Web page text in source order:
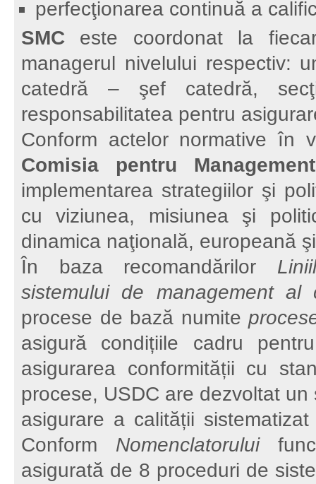
perfecţionarea continuă a
SMC este coordonat la
managerul nivelului respectiv:
catedră – şef catedră,
responsabilitatea pentru
Conform actelor normative în
Comisia pentru
implementarea strategiilor şi
cu viziunea, misiunea şi
dinamica naţională, europeană
În baza recomandărilor
sistemului de
management al
procese de bază numite
asigură condițiile cadru
asigurarea conformității cu
procese, USDC are dezvoltat
asigurare a calității
Conform Nomenclatorului
asigurată de 8 proceduri de